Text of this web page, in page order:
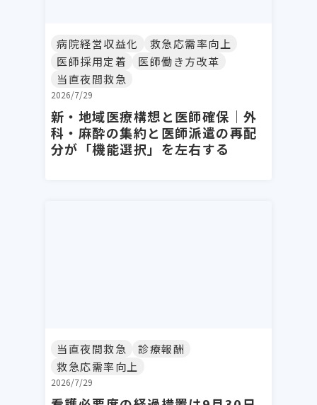
病院経営収益化
救急応需率向上
医師採用定着
医師働き方改革
当直夜間救急
2026/7/29
新・地域医療構想と医師確保｜外
科・麻酔の集約と医師派遣の再配
分が「機能選択」を左右する
当直夜間救急
診療報酬
救急応需率向上
2026/7/29